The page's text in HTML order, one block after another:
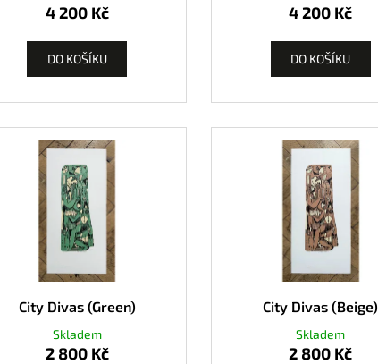
4 200 Kč
DO KOŠÍKU
4 200 Kč
DO KOŠÍKU
City Divas (Green)
Skladem
2 800 Kč
City Divas (Beige)
Skladem
2 800 Kč